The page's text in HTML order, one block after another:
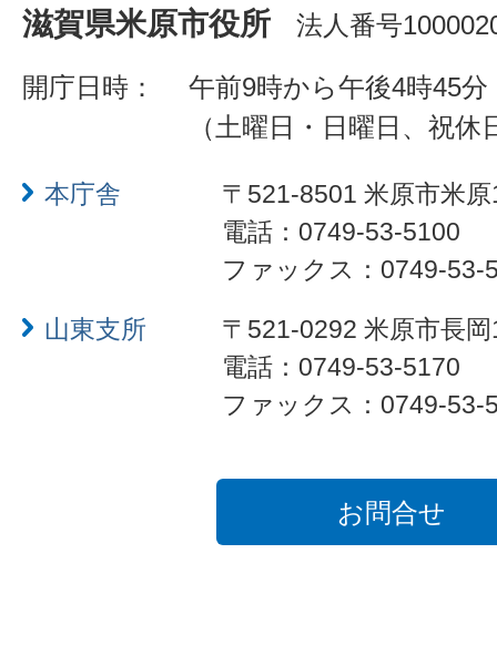
滋賀県米原市役所 法人番号
開庁日時：
午前9時から午後4時45分
（土曜日・日曜日、祝
本庁舎
〒521-8501 米原市米
電話：0749-53-5100
ファックス：0749-53-
山東支所
〒521-0292 米原市長
電話：0749-53-5170
ファックス：0749-53-
お問合せ